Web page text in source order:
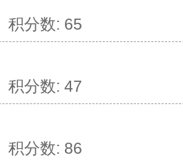
积分数: 65
积分数: 47
积分数: 86